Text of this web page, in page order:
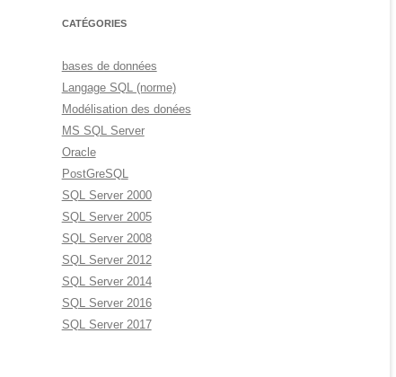
CATÉGORIES
bases de données
Langage SQL (norme)
Modélisation des donées
MS SQL Server
Oracle
PostGreSQL
SQL Server 2000
SQL Server 2005
SQL Server 2008
SQL Server 2012
SQL Server 2014
SQL Server 2016
SQL Server 2017